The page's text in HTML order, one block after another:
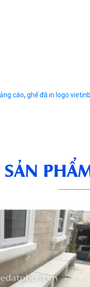
cáo, ghế đá in logo
SẢN